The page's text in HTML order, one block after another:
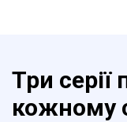
Три серії
кожному